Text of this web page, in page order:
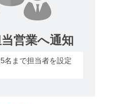
営業へ通知
名まで担当者を設定